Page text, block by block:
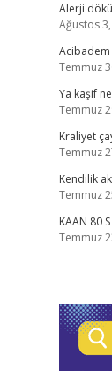
Alerji
Ağustos
Acibadem
Temmuz
Ya kaşif
Temmuz
Kraliyet
Temmuz
Kendilik
Temmuz
KAAN 80
Temmuz